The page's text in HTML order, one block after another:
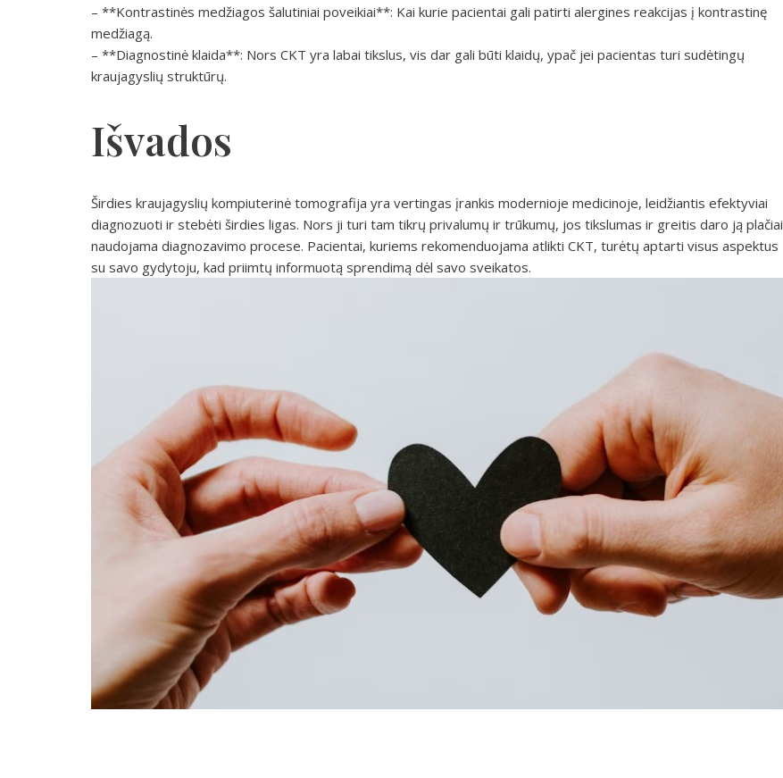
– **Kontrastinės medžiagos šalutiniai poveikiai**: Kai kurie pacientai gali patirti alergines reakcijas į kontrastinę
medžiagą.
– **Diagnostinė klaida**: Nors CKT yra labai tikslus, vis dar gali būti klaidų, ypač jei pacientas turi sudėtingų
kraujagyslių struktūrų.
Išvados
Širdies kraujagyslių kompiuterinė tomografija yra vertingas įrankis modernioje medicinoje, leidžiantis efektyviai
diagnozuoti ir stebėti širdies ligas. Nors ji turi tam tikrų privalumų ir trūkumų, jos tikslumas ir greitis daro ją plačiai
naudojama diagnozavimo procese. Pacientai, kuriems rekomenduojama atlikti CKT, turėtų aptarti visus aspektus
su savo gydytoju, kad priimtų informuotą sprendimą dėl savo sveikatos.